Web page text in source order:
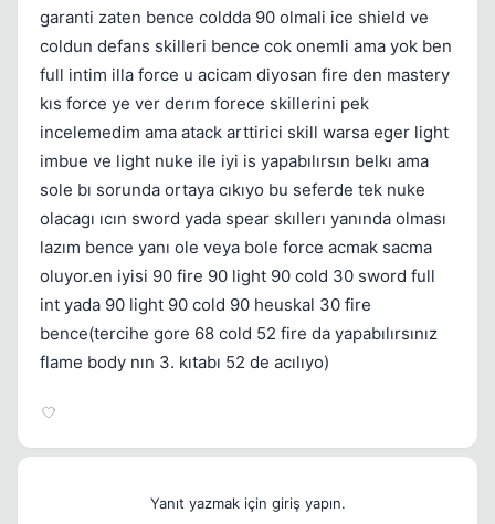
garanti zaten bence coldda 90 olmali ice shield ve
coldun defans skilleri bence cok onemli ama yok ben
full intim illa force u acicam diyosan fire den mastery
kıs force ye ver derım forece skillerini pek
incelemedim ama atack arttirici skill warsa eger light
imbue ve light nuke ile iyi is yapabılırsın belkı ama
sole bı sorunda ortaya cıkıyo bu seferde tek nuke
olacagı ıcın sword yada spear skıllerı yanında olması
lazım bence yanı ole veya bole force acmak sacma
oluyor.en iyisi 90 fire 90 light 90 cold 30 sword full
int yada 90 light 90 cold 90 heuskal 30 fire
bence(tercihe gore 68 cold 52 fire da yapabılırsınız
flame body nın 3. kıtabı 52 de acılıyo)
Yanıt yazmak için giriş yapın.